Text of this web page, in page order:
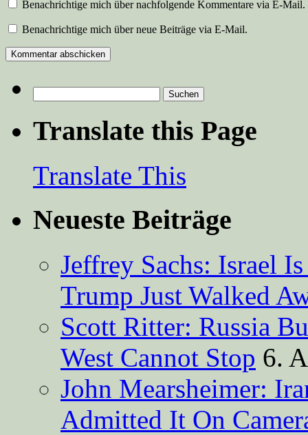
Benachrichtige mich über nachfolgende Kommentare via E-Mail.
Benachrichtige mich über neue Beiträge via E-Mail.
nach:
Translate this Page
Translate This
Neueste Beiträge
Jeffrey Sachs: Israel
Trump Just Walked
Scott Ritter: Russia
West Cannot Stop 6.
John Mearsheimer:
Admitted It On